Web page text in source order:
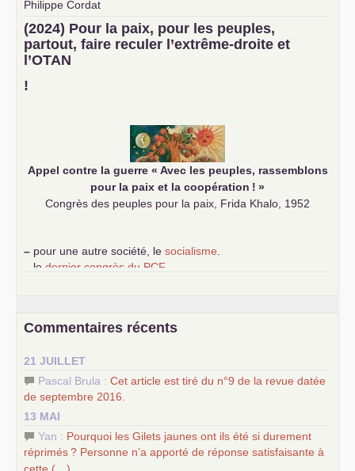
Philippe Cordat
–
un texte de Jean-Claude Delaunay
le marxisme est la
science sociale de notre temps
–un appel proposé aux partis communistes et ouvrier
d’Europe
–
(2024) Pour la paix, pour les peuples,
partout, faire reculer l’extrême-droite et
l’OTAN
!
Appel contre la guerre « Avec les peuples, rassemblons
pour la paix et la coopération ! »
Congrès des peuples pour la paix, Frida Khalo, 1952
– pour une autre société, le socialisme
le dernier congrès du PCF
science sociale de notre temps
d’Europe
–lescinq chantiers pour contribuer au débat sur le projet
communiste
Commentaires récents
21 JUILLET
Pascal Brula : Cet article est tiré du n°9 de la revue datée
de septembre 2016.
13 MAI
Yan : Pourquoi les Gilets jaunes ont ils été si durement
réprimés? Personne n’a apporté de réponse satisfaisante à
cette (…)